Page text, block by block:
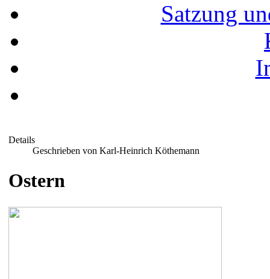
Satzung
Details
Geschrieben von Karl-Heinrich Köthemann
Ostern